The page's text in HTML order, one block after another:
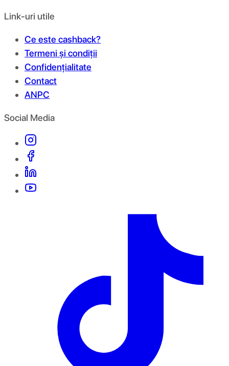
Link-uri utile
Ce este cashback?
Termeni și condiții
Confidențialitate
Contact
ANPC
Social Media